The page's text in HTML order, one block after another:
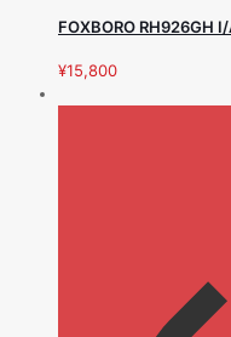
FOXBORO RH926GH
¥15,800